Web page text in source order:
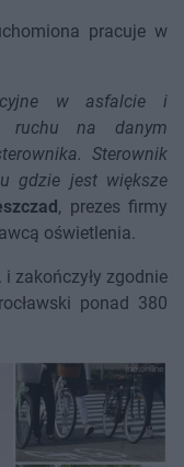
pracuje w
w asfalcie i
ruchu na danym
Sterownik
gdzie jest większe
, prezes firmy
oświetlenia.
i zakończyły zgodnie
ponad 380